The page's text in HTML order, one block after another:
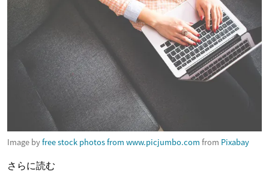
Image byfree stock photos from www.picjumbo.com from Pixabay
さらに読む